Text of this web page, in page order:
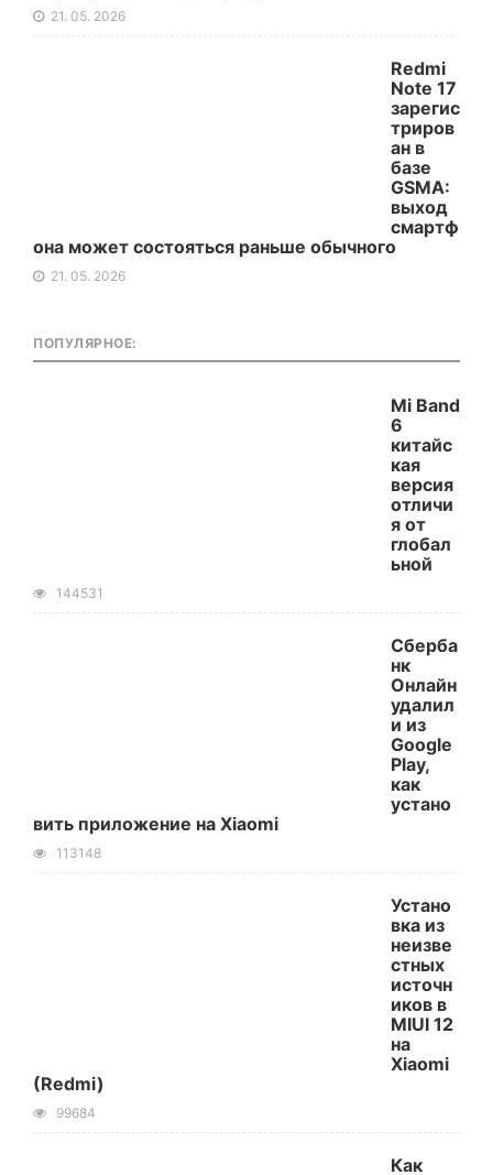
21. 05. 2026
Redmi
Note 17
зарегис
триров
ан в
базе
GSMA:
выход
смартф
она может состояться раньше обычного
21. 05. 2026
ПОПУЛЯРНОЕ:
Mi Band
6
китайс
кая
версия
отличи
я от
глобал
ьной
144531
Сберба
нк
Онлайн
удалил
и из
Google
Play,
как
устано
вить приложение на Xiaomi
113148
Устано
вка из
неизве
стных
источн
иков в
MIUI 12
на
Xiaomi
(Redmi)
99684
Как